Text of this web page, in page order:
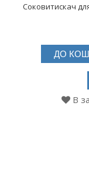
Соковитискач
ДО
В